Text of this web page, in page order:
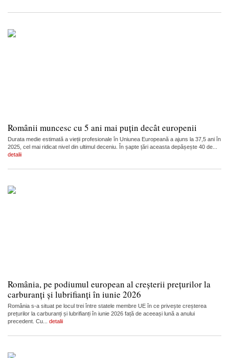
Românii muncesc cu 5 ani mai puțin decât europenii
Durata medie estimată a vieții profesionale în Uniunea Europeană a ajuns la 37,5 ani în
2025, cel mai ridicat nivel din ultimul deceniu. În șapte țări aceasta depășește 40 de...
detalii
România, pe podiumul european al creșterii prețurilor la
carburanți și lubrifianți în iunie 2026
România s-a situat pe locul trei între statele membre UE în ce privește creșterea
prețurilor la carburanți și lubrifianți în iunie 2026 față de aceeași lună a anului
precedent. Cu... detalii